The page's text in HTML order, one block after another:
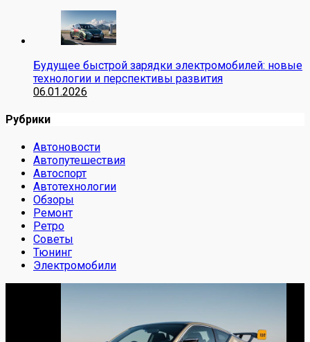
Будущее быстрой зарядки электромобилей: новые
технологии и перспективы развития
06.01.2026
Рубрики
Автоновости
Автопутешествия
Автоспорт
Автотехнологии
Обзоры
Ремонт
Ретро
Советы
Тюнинг
Электромобили